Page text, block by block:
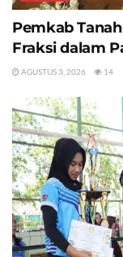
Pemkab
Fraksi dalam
AGUSTUS 3, 2026 14